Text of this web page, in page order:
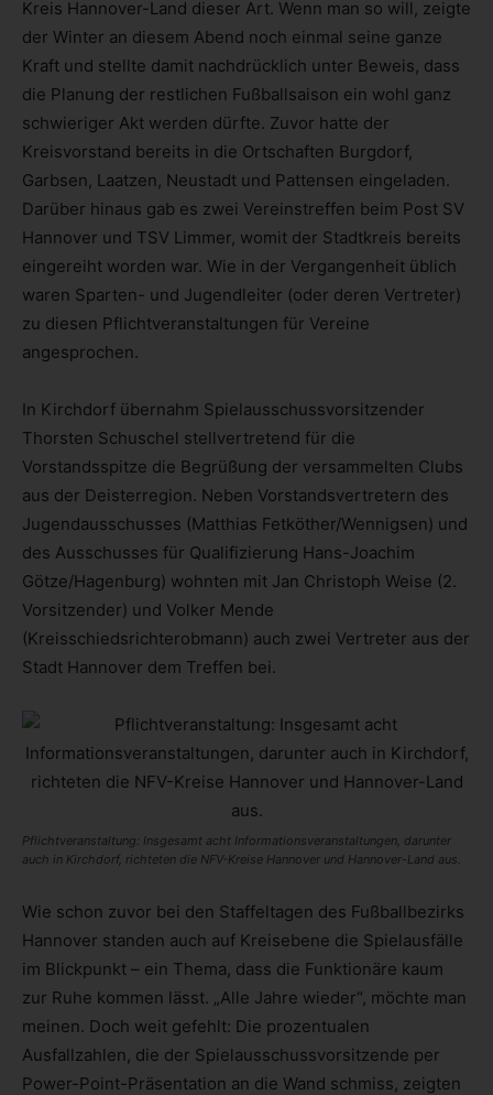
Kreis Hannover-Land dieser Art. Wenn man so will, zeigte
der Winter an diesem Abend noch einmal seine ganze
Kraft und stellte damit nachdrücklich unter Beweis, dass
die Planung der restlichen Fußballsaison ein wohl ganz
schwieriger Akt werden dürfte. Zuvor hatte der
Kreisvorstand bereits in die Ortschaften Burgdorf,
Garbsen, Laatzen, Neustadt und Pattensen eingeladen.
Darüber hinaus gab es zwei Vereinstreffen beim Post SV
Hannover und TSV Limmer, womit der Stadtkreis bereits
eingereiht worden war. Wie in der Vergangenheit üblich
waren Sparten- und Jugendleiter (oder deren Vertreter)
zu diesen Pflichtveranstaltungen für Vereine
angesprochen.
In Kirchdorf übernahm Spielausschussvorsitzender
Thorsten Schuschel stellvertretend für die
Vorstandsspitze die Begrüßung der versammelten Clubs
aus der Deisterregion. Neben Vorstandsvertretern des
Jugendausschusses (Matthias Fetköther/Wennigsen) und
des Ausschusses für Qualifizierung Hans-Joachim
Götze/Hagenburg) wohnten mit Jan Christoph Weise (2.
Vorsitzender) und Volker Mende
(Kreisschiedsrichterobmann) auch zwei Vertreter aus der
Stadt Hannover dem Treffen bei.
Pflichtveranstaltung: Insgesamt acht Informationsveranstaltungen, darunter
auch in Kirchdorf, richteten die NFV-Kreise Hannover und Hannover-Land aus.
Wie schon zuvor bei den Staffeltagen des Fußballbezirks
Hannover standen auch auf Kreisebene die Spielausfälle
im Blickpunkt – ein Thema, dass die Funktionäre kaum
zur Ruhe kommen lässt. „Alle Jahre wieder“, möchte man
meinen. Doch weit gefehlt: Die prozentualen
Ausfallzahlen, die der Spielausschussvorsitzende per
Power-Point-Präsentation an die Wand schmiss, zeigten